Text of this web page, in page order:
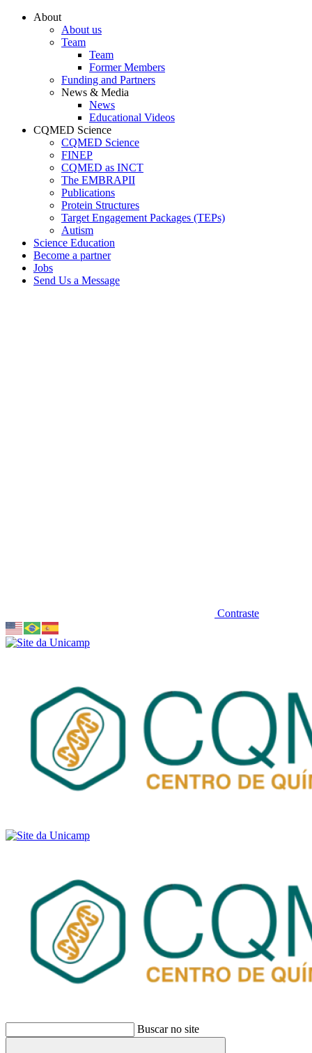
Conteúdo principal
About
About us
Team
Team
Former Members
Funding and Partners
News & Media
News
Educational Videos
CQMED Science
CQMED Science
FINEP
CQMED as INCT
The EMBRAPII
Publications
Protein Structures
Target Engagement Packages (TEPs)
Autism
Science Education
Become a partner
Jobs
Send Us a Message
Contraste
Buscar no site